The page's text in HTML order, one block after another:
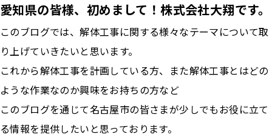
愛知県の皆様、初めまして！株式会社大翔です。
このブログでは、解体工事に関する様々なテーマについて取
り上げていきたいと思います。
これから解体工事を計画している方、また解体工事とはどの
ような作業なのか興味をお持ちの方など
このブログを通じて名古屋市の皆さまが少しでもお役に立て
る情報を提供したいと思っております。